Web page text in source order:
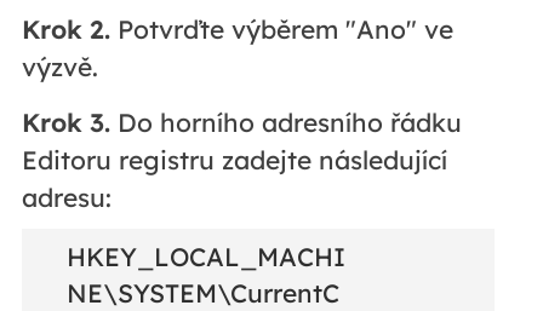
Krok 2.Potvrďte výběrem "Ano" ve
výzvě.
Krok 3.Do horního adresního řádku
Editoru registru zadejte následující
adresu:
HKEY_LOCAL_MACHI
NE\SYSTEM\CurrentC